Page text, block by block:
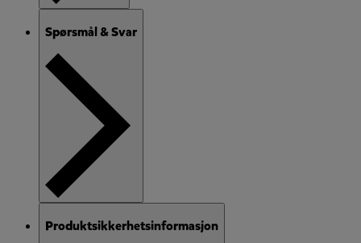
Spørsmål & Svar
Produktsikkerhetsinformasjon